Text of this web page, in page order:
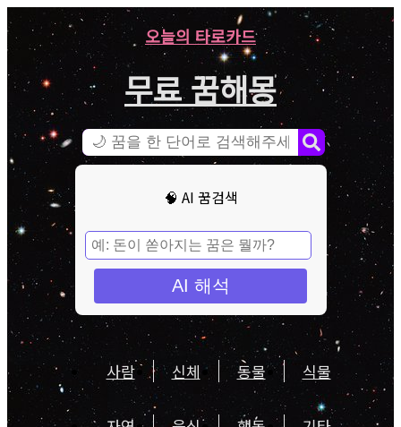
오늘의 타로카드
무료 꿈해몽
🧠 AI 꿈검색
AI 해석
사람 신체 동물 식물